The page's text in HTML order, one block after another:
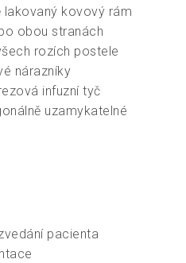
kovový rám
obou stranách
rozích postele
nárazníky
infuzní tyč
uzamykatelné
pacienta